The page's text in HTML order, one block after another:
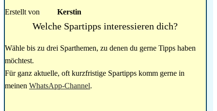
Erstellt von Kerstin
Welche Spartipps interessieren dich?
Wähle bis zu drei Sparthemen, zu denen du gerne Tipps haben
möchtest.
Für ganz aktuelle, oft kurzfristige Spartipps komm gerne in
meinen WhatsApp-Channel.